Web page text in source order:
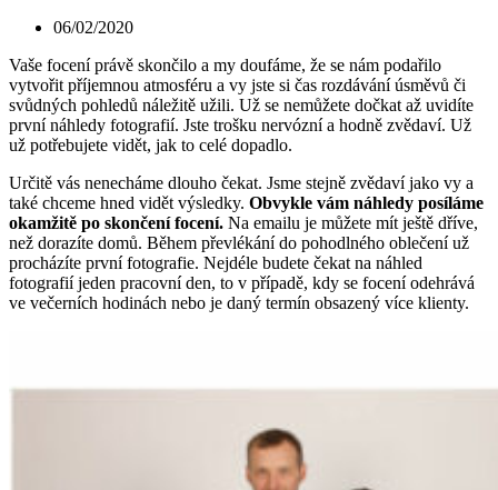
06/02/2020
Vaše focení právě skončilo a my doufáme, že se nám podařilo
vytvořit příjemnou atmosféru a vy jste si čas rozdávání úsměvů či
svůdných pohledů náležitě užili. Už se nemůžete dočkat až uvidíte
první náhledy fotografií. Jste trošku nervózní a hodně zvědaví. Už
už potřebujete vidět, jak to celé dopadlo.
Určitě vás nenecháme dlouho čekat. Jsme stejně zvědaví jako vy a
také chceme hned vidět výsledky. Obvykle vám náhledy posíláme
okamžitě po skončení focení. Na emailu je můžete mít ještě dříve,
než dorazíte domů. Během převlékání do pohodlného oblečení už
procházíte první fotografie. Nejdéle budete čekat na náhled
fotografií jeden pracovní den, to v případě, kdy se focení odehrává
ve večerních hodinách nebo je daný termín obsazený více klienty.